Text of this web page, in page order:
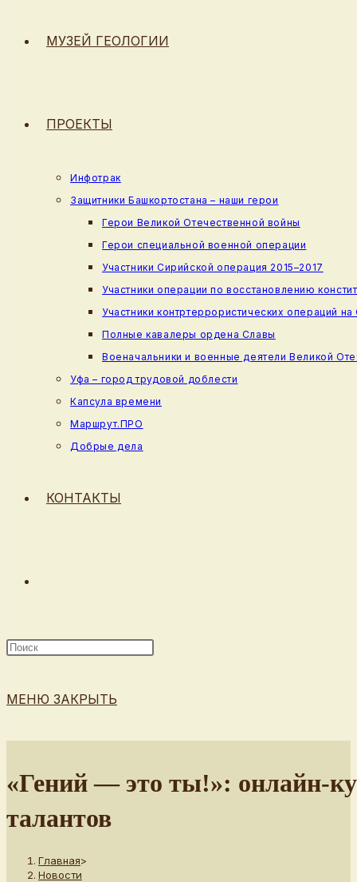
МУЗЕЙ ГЕОЛОГИИ
ПРОЕКТЫ
Инфотрак
Защитники Башкортостана – наши герои
Герои Великой Отечественной войны
Герои специальной военной операции
Участники Сирийской операция 2015–2017
Участники операции по восстановлению
Участники контртеррористических операций
Полные кавалеры ордена Славы
Военачальники и военные деятели Великой
Уфа – город трудовой доблести
Капсула времени
Маршрут.ПРО
Добрые дела
КОНТАКТЫ
ВЕБ-
МЕНЮ ЗАКРЫТЬ
«Гений — это ты!»: онлайн-
талантов
Главная>
Новости